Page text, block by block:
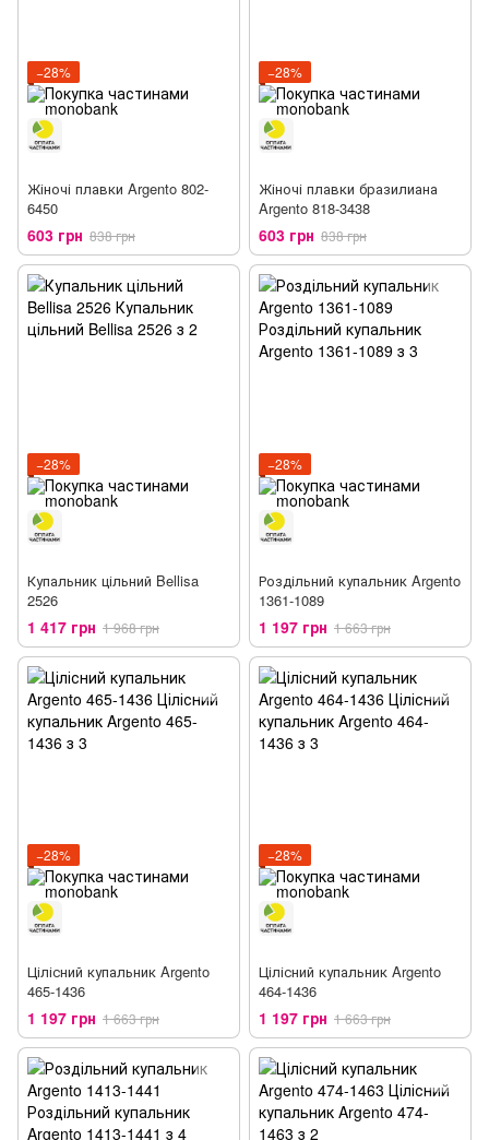
−28%
Жіночі плавки Argento 802-
6450
603 грн 838 грн
−28%
Жіночі плавки бразилиана
Argento 818-3438
603 грн 838 грн
−28%
Купальник цільний Bellisa
2526
1 417 грн 1 968 грн
−28%
Роздільний купальник Argento
1361-1089
1 197 грн 1 663 грн
−28%
Цілісний купальник Argento
465-1436
1 197 грн 1 663 грн
−28%
Цілісний купальник Argento
464-1436
1 197 грн 1 663 грн